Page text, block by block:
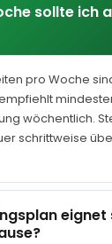
sollte ich
pro Woche
wöchentlich.
schrittweise
eignet